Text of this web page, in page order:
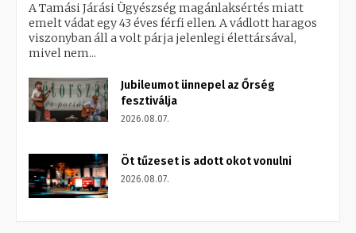
A Tamási Járási Ügyészség magánlaksértés miatt
emelt vádat egy 43 éves férfi ellen. A vádlott haragos
viszonyban áll a volt párja jelenlegi élettársával,
mivel nem...
Jubileumot ünnepel az Őrség
fesztiválja
2026.08.07.
Öt tűzeset is adott okot vonulni
2026.08.07.